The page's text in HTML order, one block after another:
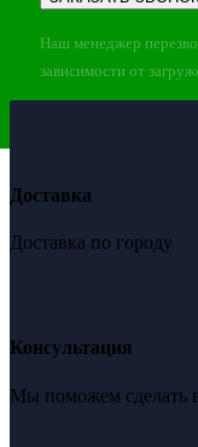
Наш менеджер
зависимости от
Доставка
Доставка по городу
Консультация
Мы поможем сделать